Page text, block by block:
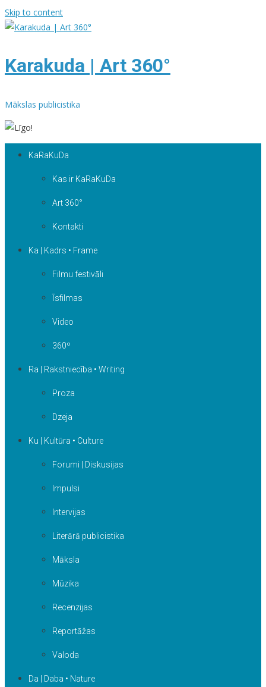
Skip to content
Karakuda | Art 360°
Mākslas publicistika
KaRaKuDa
Kas ir KaRaKuDa
Art 360°
Kontakti
Ka | Kadrs • Frame
Filmu festivāli
Īsfilmas
Video
360º
Ra | Rakstniecība • Writing
Proza
Dzeja
Ku | Kultūra • Culture
Forumi | Diskusijas
Impulsi
Intervijas
Literārā publicistika
Māksla
Mūzika
Recenzijas
Reportāžas
Valoda
Da | Daba • Nature